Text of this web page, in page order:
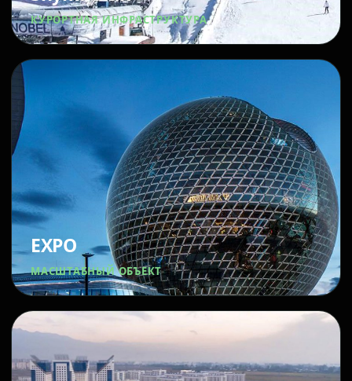
КУРОРТНАЯ ИНФРАСТРУКТУРА
EXPO
МАСШТАБНЫЙ ОБЪЕКТ